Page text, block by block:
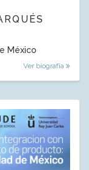
México
Ver biografía